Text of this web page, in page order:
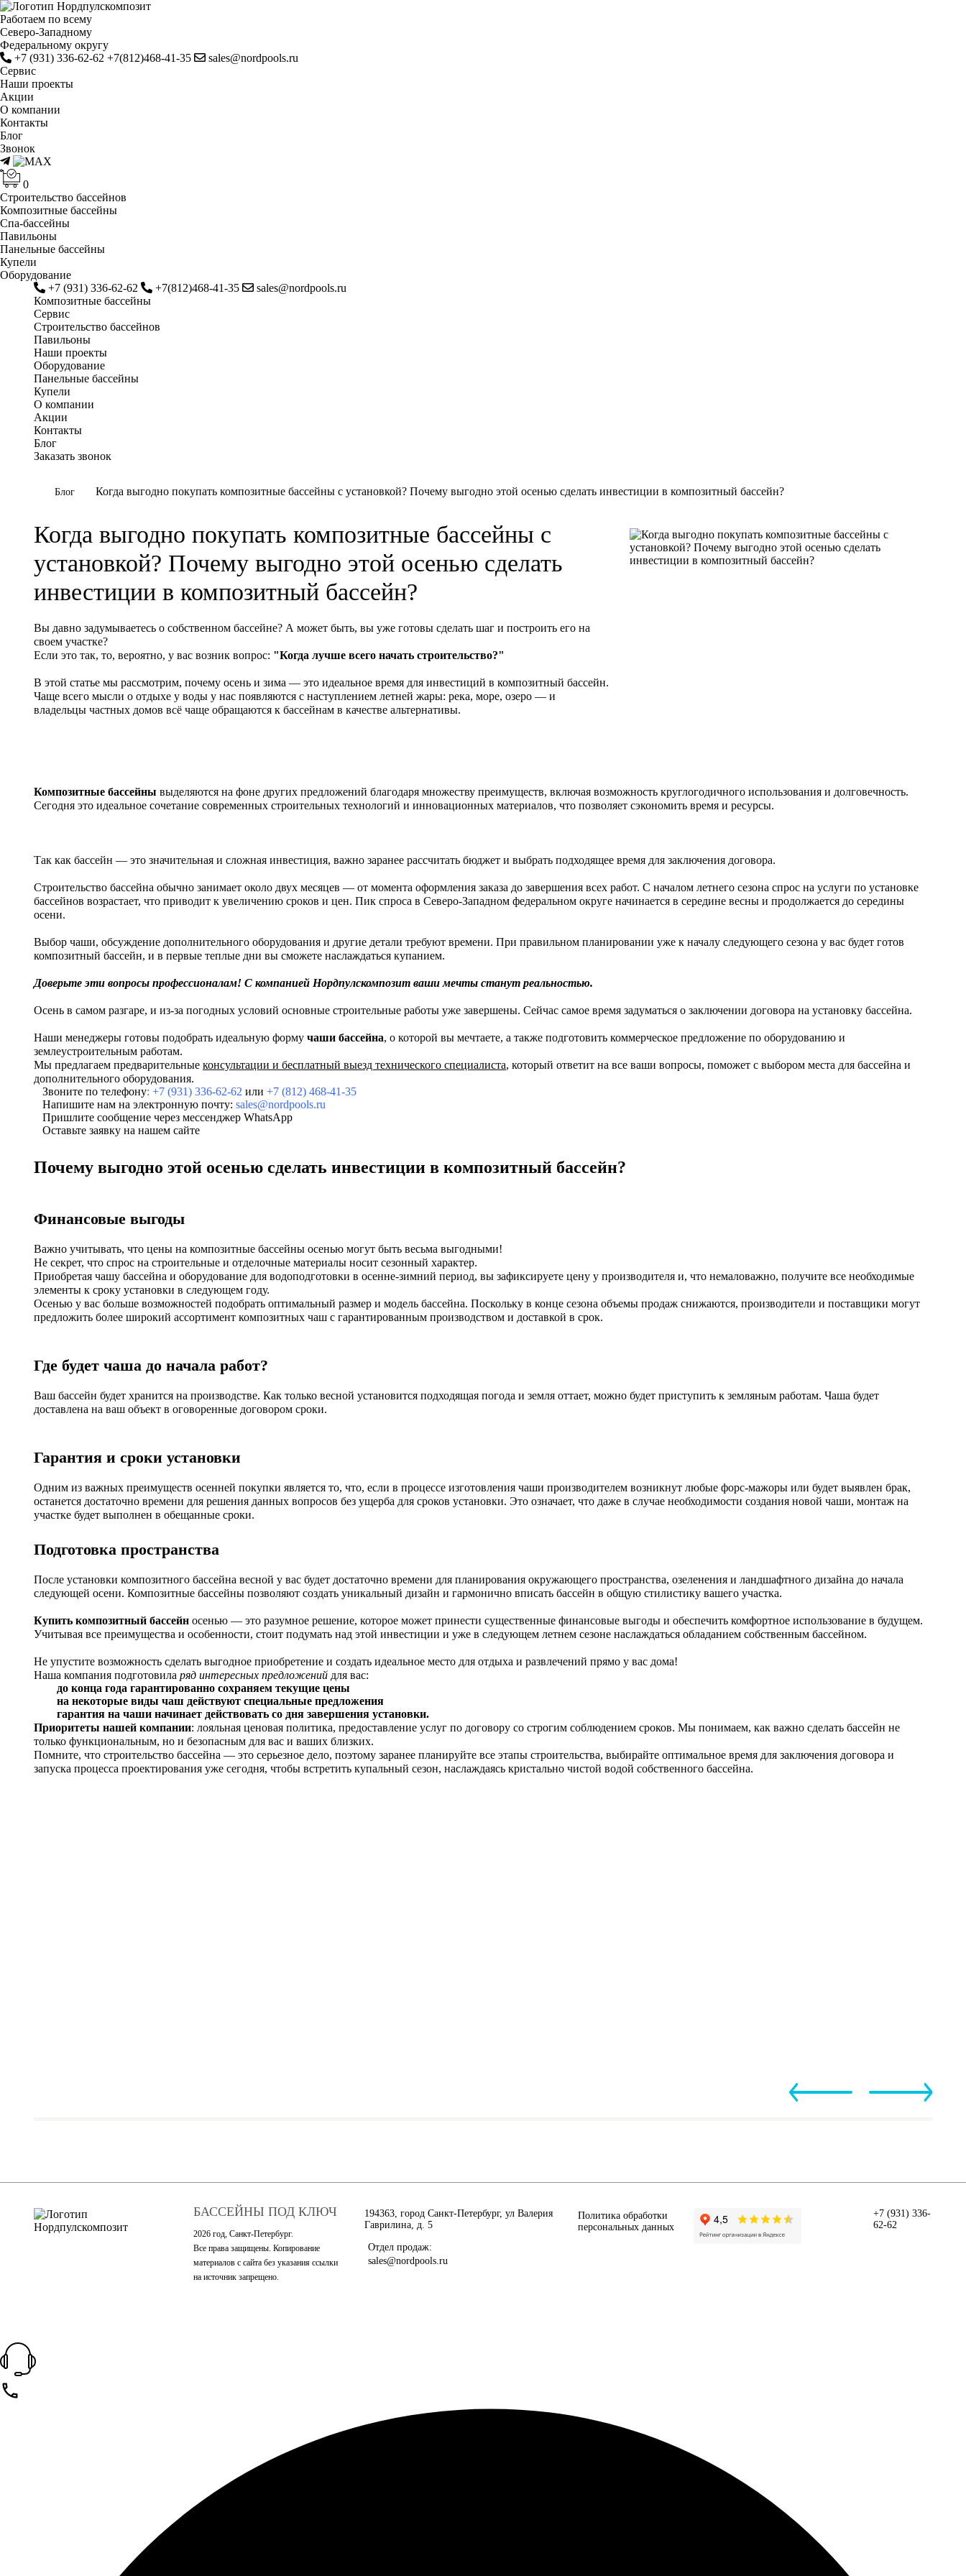
Работаем по всему
Cеверо-Западному
Федеральному округу
+7 (931) 336-62-62 +7(812)468-41-35
sales@nordpools.ru
Cервис
Наши проекты
Акции
О компании
Контакты
Блог
Звонок
0
Строительство бассейнов
Композитные бассейны
Спа-бассейны
Павильоны
Панельные бассейны
Купели
Оборудование
+7 (931) 336-62-62
+7(812)468-41-35
sales@nordpools.ru
Композитные бассейны
Cервис
Строительство бассейнов
Павильоны
Наши проекты
Оборудование
Панельные бассейны
Купели
О компании
Акции
Контакты
Блог
Заказать звонок
Блог Когда выгодно покупать композитные бассейны с установкой? Почему выгодно этой осенью сделать инвестиции в композитный бассейн?
Когда выгодно покупать композитные бассейны с
установкой? Почему выгодно этой осенью сделать
инвестиции в композитный бассейн?
Вы давно задумываетесь о собственном бассейне? А может быть, вы уже готовы сделать шаг и построить его на
своем участке?
Если это так, то, вероятно, у вас возник вопрос: "Когда лучше всего начать строительство?"
В этой статье мы рассмотрим, почему осень и зима — это идеальное время для инвестиций в композитный бассейн.
Чаще всего мысли о отдыхе у воды у нас появляются с наступлением летней жары: река, море, озеро — и
владельцы частных домов всё чаще обращаются к бассейнам в качестве альтернативы.
Композитные бассейны выделяются на фоне других предложений благодаря множеству преимуществ, включая возможность круглогодичного использования и долговечность.
Сегодня это идеальное сочетание современных строительных технологий и инновационных материалов, что позволяет сэкономить время и ресурсы.
Так как бассейн — это значительная и сложная инвестиция, важно заранее рассчитать бюджет и выбрать подходящее время для заключения договора.
Строительство бассейна обычно занимает около двух месяцев — от момента оформления заказа до завершения всех работ. С началом летнего сезона спрос на услуги по установке
бассейнов возрастает, что приводит к увеличению сроков и цен. Пик спроса в Северо-Западном федеральном округе начинается в середине весны и продолжается до середины
осени.
Выбор чаши, обсуждение дополнительного оборудования и другие детали требуют времени. При правильном планировании уже к началу следующего сезона у вас будет готов
композитный бассейн, и в первые теплые дни вы сможете наслаждаться купанием.
Доверьте эти вопросы профессионалам! С компанией Нордпулскомпозит ваши мечты станут реальностью.
Осень в самом разгаре, и из-за погодных условий основные строительные работы уже завершены. Сейчас самое время задуматься о заключении договора на установку бассейна.
Наши менеджеры готовы подобрать идеальную форму чаши бассейна, о которой вы мечтаете, а также подготовить коммерческое предложение по оборудованию и
землеустроительным работам.
Мы предлагаем предварительные консультации и бесплатный выезд технического специалиста, который ответит на все ваши вопросы, поможет с выбором места для бассейна и
дополнительного оборудования.
Звоните по телефону: +7 (931) 336-62-62 или +7 (812) 468-41-35
Напишите нам на электронную почту: sales@nordpools.ru
Пришлите сообщение через мессенджер WhatsApp
Оставьте заявку на нашем сайте
Почему выгодно этой осенью сделать инвестиции в композитный бассейн?
Финансовые выгоды
Важно учитывать, что цены на композитные бассейны осенью могут быть весьма выгодными!
Не секрет, что спрос на строительные и отделочные материалы носит сезонный характер.
Приобретая чашу бассейна и оборудование для водоподготовки в осенне-зимний период, вы зафиксируете цену у производителя и, что немаловажно, получите все необходимые
элементы к сроку установки в следующем году.
Осенью у вас больше возможностей подобрать оптимальный размер и модель бассейна. Поскольку в конце сезона объемы продаж снижаются, производители и поставщики могут
предложить более широкий ассортимент композитных чаш с гарантированным производством и доставкой в срок.
Где будет чаша до начала работ?
Ваш бассейн будет хранится на производстве. Как только весной установится подходящая погода и земля оттает, можно будет приступить к земляным работам. Чаша будет
доставлена на ваш объект в оговоренные договором сроки.
Гарантия и сроки установки
Одним из важных преимуществ осенней покупки является то, что, если в процессе изготовления чаши производителем возникнут любые форс-мажоры или будет выявлен брак,
останется достаточно времени для решения данных вопросов без ущерба для сроков установки. Это означает, что даже в случае необходимости создания новой чаши, монтаж на
участке будет выполнен в обещанные сроки.
Подготовка пространства
После установки композитного бассейна весной у вас будет достаточно времени для планирования окружающего пространства, озеленения и ландшафтного дизайна до начала
следующей осени. Композитные бассейны позволяют создать уникальный дизайн и гармонично вписать бассейн в общую стилистику вашего участка.
Купить композитный бассейн осенью — это разумное решение, которое может принести существенные финансовые выгоды и обеспечить комфортное использование в будущем.
Учитывая все преимущества и особенности, стоит подумать над этой инвестиции и уже в следующем летнем сезоне наслаждаться обладанием собственным бассейном.
Не упустите возможность сделать выгодное приобретение и создать идеальное место для отдыха и развлечений прямо у вас дома!
Наша компания подготовила ряд интересных предложений для вас:
до конца года гарантированно сохраняем текущие цены
на некоторые виды чаш действуют специальные предложения
гарантия на чаши начинает действовать со дня завершения установки.
Приоритеты нашей компании: лояльная ценовая политика, предоставление услуг по договору со строгим соблюдением сроков. Мы понимаем, как важно сделать бассейн не
только функциональным, но и безопасным для вас и ваших близких.
Помните, что строительство бассейна — это серьезное дело, поэтому заранее планируйте все этапы строительства, выбирайте оптимальное время для заключения договора и
запуска процесса проектирования уже сегодня, чтобы встретить купальный сезон, наслаждаясь кристально чистой водой собственного бассейна.
БАССЕЙНЫ ПОД КЛЮЧ
2026 год, Санкт-Петербург.
Все права защищены. Копирование
материалов с сайта без указания ссылки
на источник запрещено.
194363, город Санкт-Петербург, ул Валерия
Гаврилина, д. 5
Отдел продаж:
sales@nordpools.ru
Политика обработки
персональных данных
+7 (931) 336-
62-62